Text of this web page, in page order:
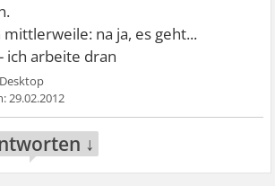
na ja, es geht...
ich arbeite dran
29.02.2012
↓